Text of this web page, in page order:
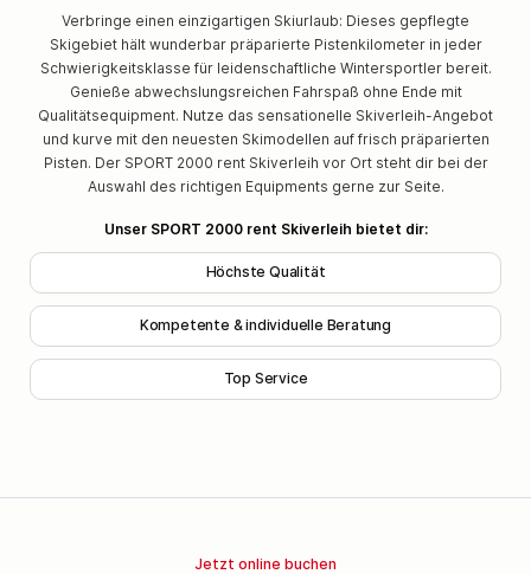
Verbringe einen einzigartigen Skiurlaub: Dieses gepflegte
Skigebiet hält wunderbar präparierte Pistenkilometer in jeder
Schwierigkeitsklasse für leidenschaftliche Wintersportler bereit.
Genieße abwechslungsreichen Fahrspaß ohne Ende mit
Qualitätsequipment. Nutze das sensationelle Skiverleih-Angebot
und kurve mit den neuesten Skimodellen auf frisch präparierten
Pisten. Der SPORT 2000 rent Skiverleih vor Ort steht dir bei der
Auswahl des richtigen Equipments gerne zur Seite.
Unser SPORT 2000 rent Skiverleih bietet dir:
Höchste Qualität
Kompetente & individuelle Beratung
Top Service
Jetzt online buchen